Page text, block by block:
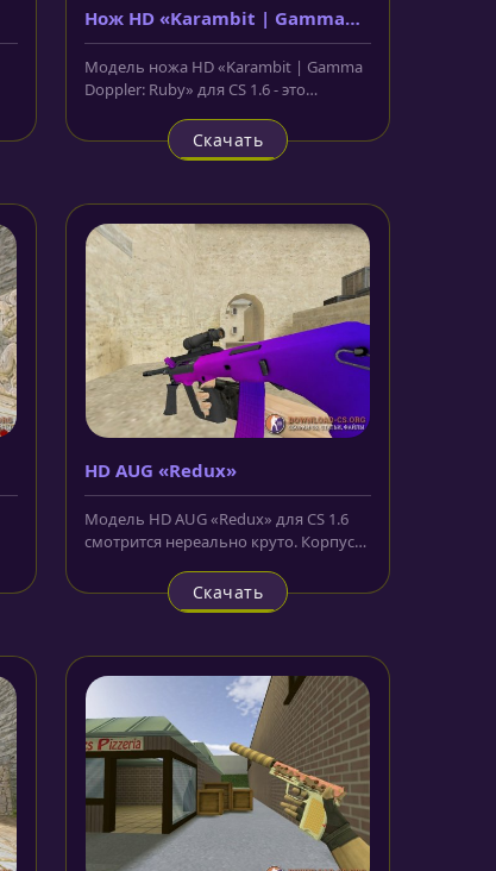
Нож HD «Karambit | Gamma
Doppler: Ruby»
Модель ножа HD «Karambit | Gamma
Doppler: Ruby» для CS 1.6 - это
Скачать
HD AUG «Redux»
Модель HD AUG «Redux» для CS 1.6
смотрится нереально круто. Корпус
Скачать